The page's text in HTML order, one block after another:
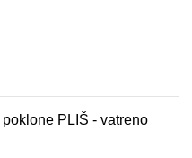
PLIŠ - vatreno